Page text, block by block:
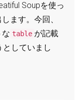
Soupを使っ
ます。今回、
な table が記載
していまし